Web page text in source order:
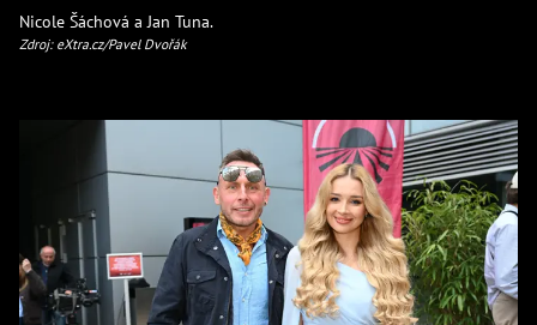
Nicole Šáchová a Jan Tuna.
Zdroj: eXtra.cz/Pavel Dvořák